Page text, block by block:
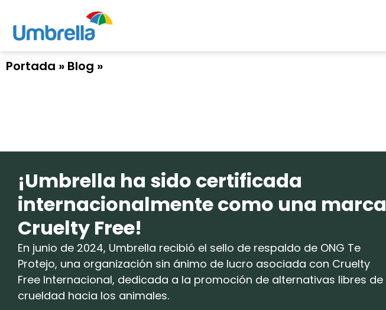
Portada » Blog »
¡Umbrella ha sido certificada
internacionalmente como una marca
Cruelty Free!
En junio de 2024, Umbrella recibió el sello de respaldo de ONG Te
Protejo, una organización sin ánimo de lucro asociada con Cruelty
Free Internacional, dedicada a la promoción de alternativas libres de
crueldad hacia los animales.